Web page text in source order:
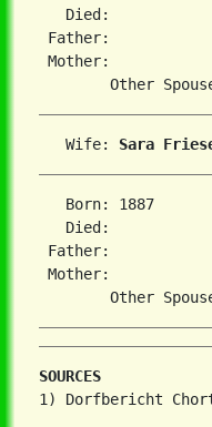
Died:
Father:
Mother:
   Wife:
Sara
Born: 1887
Died:
Father:
Mother:
SOURCES